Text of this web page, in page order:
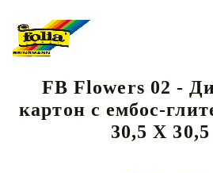
FB Flowers 02 -
картон с ембос-
30,5 Х